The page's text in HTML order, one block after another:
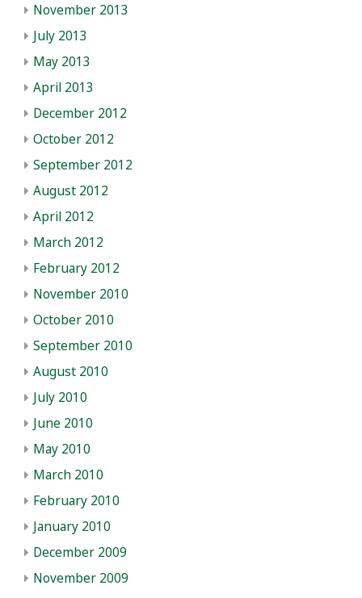
November 2013
July 2013
May 2013
April 2013
December 2012
October 2012
September 2012
August 2012
April 2012
March 2012
February 2012
November 2010
October 2010
September 2010
August 2010
July 2010
June 2010
May 2010
March 2010
February 2010
January 2010
December 2009
November 2009